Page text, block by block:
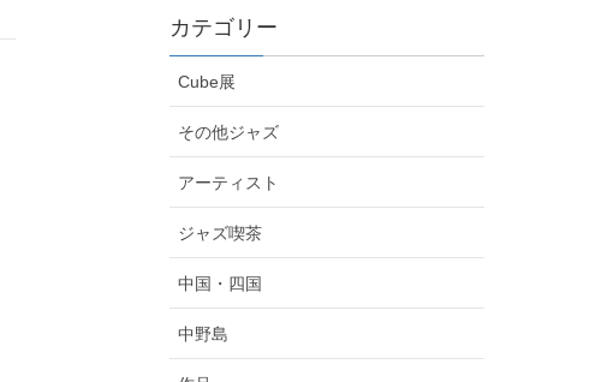
カテゴリー
Cube展
その他ジャズ
アーティスト
ジャズ喫茶
中国・四国
中野島